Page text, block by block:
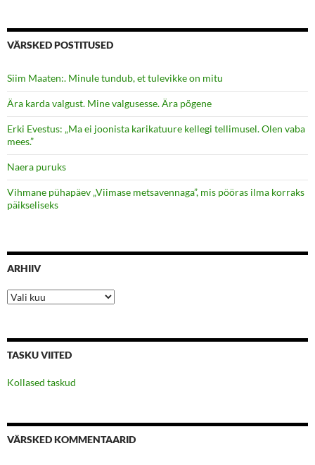
VÄRSKED POSTITUSED
Siim Maaten:. Minule tundub, et tulevikke on mitu
Ära karda valgust. Mine valgusesse. Ära põgene
Erki Evestus: „Ma ei joonista karikatuure kellegi tellimusel. Olen vaba
mees.”
Naera puruks
Vihmane pühapäev „Viimase metsavennaga”, mis pööras ilma korraks
päikseliseks
ARHIIV
Arhiiv
TASKU VIITED
Kollased taskud
VÄRSKED KOMMENTAARID